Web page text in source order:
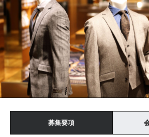
募集要項